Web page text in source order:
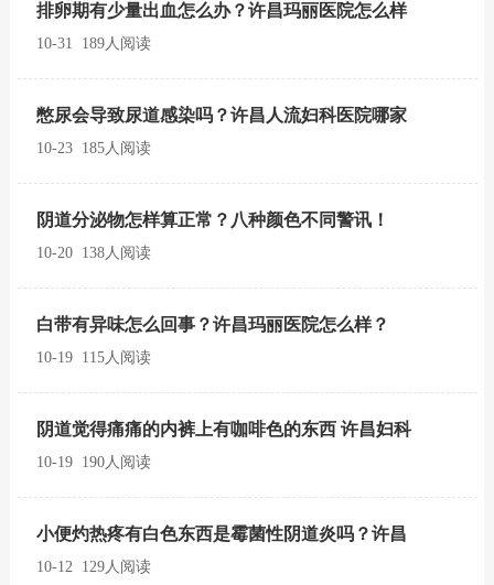
排卵期有少量出血怎么办？许昌玛丽医院怎么样
10-31 189人阅读
憋尿会导致尿道感染吗？许昌人流妇科医院哪家
10-23 185人阅读
阴道分泌物怎样算正常？八种颜色不同警讯！
10-20 138人阅读
白带有异味怎么回事？许昌玛丽医院怎么样？
10-19 115人阅读
阴道觉得痛痛的内裤上有咖啡色的东西 许昌妇科
10-19 190人阅读
小便灼热疼有白色东西是霉菌性阴道炎吗？许昌
10-12 129人阅读